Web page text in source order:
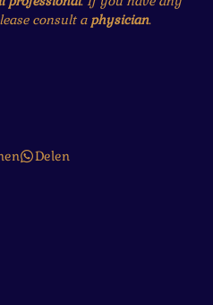
consult a physician.
Delen